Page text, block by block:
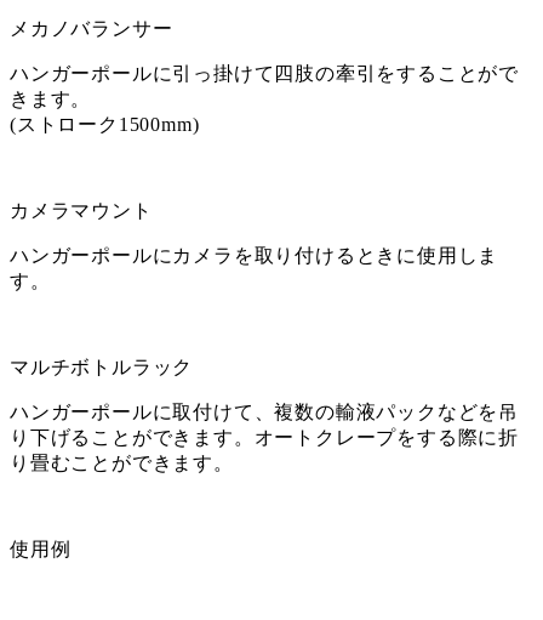
メカノバランサー
ハンガーポールに引っ掛けて四肢の牽引をすることがで
きます。
(ストローク1500mm)
カメラマウント
ハンガーポールにカメラを取り付けるときに使用しま
す。
マルチボトルラック
ハンガーポールに取付けて、複数の輸液パックなどを吊
り下げることができます。オートクレープをする際に折
り畳むことができます。
使用例